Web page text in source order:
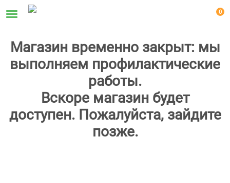
0
Магазин временно закрыт: мы
выполняем профилактические
работы.
Вскоре магазин будет
доступен. Пожалуйста, зайдите
позже.